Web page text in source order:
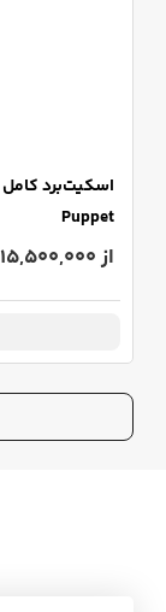
Puppet
از 15,500,000 تا 20,825,000 تومان